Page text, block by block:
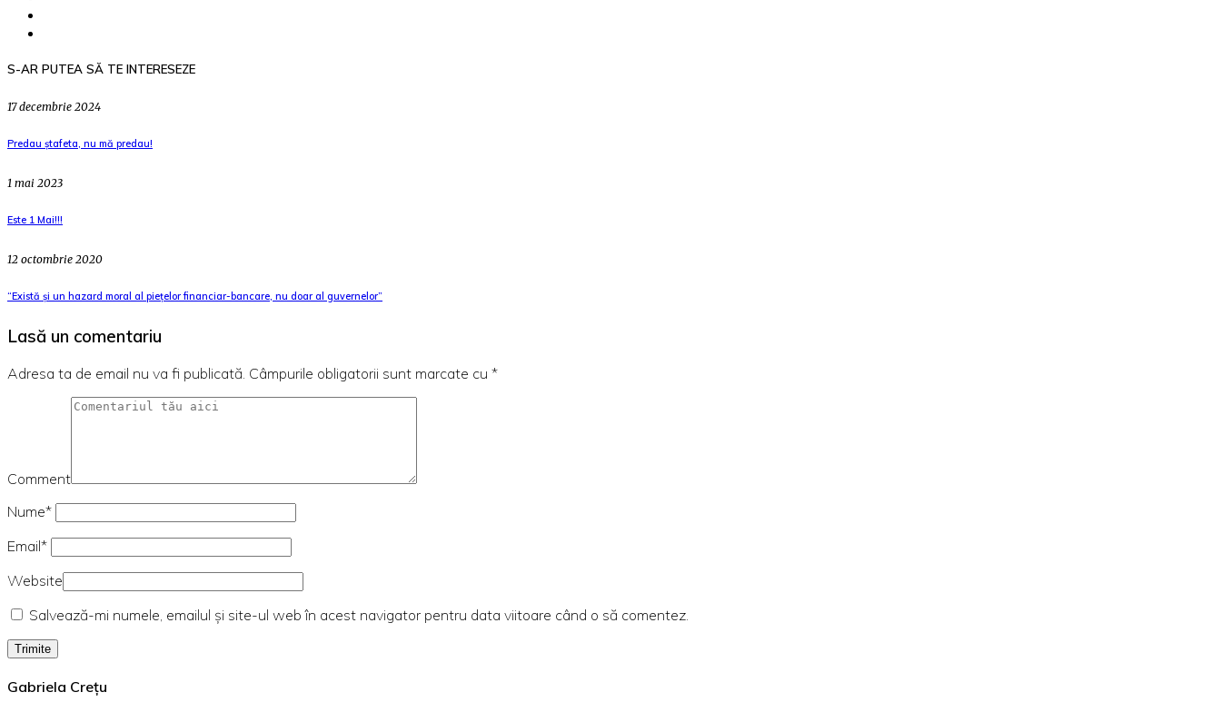
S-AR PUTEA SĂ TE INTERESEZE
17 decembrie 2024
Predau ștafeta, nu mă predau!
1 mai 2023
Este 1 Mai!!!
12 octombrie 2020
“Există și un hazard moral al piețelor financiar-bancare, nu doar al guvernelor”
Lasă un comentariu
Adresa ta de email nu va fi publicată. Câmpurile obligatorii sunt marcate cu *
Comment
Nume*
Email*
Website
Salvează-mi numele, emailul și site-ul web în acest navigator pentru data viitoare când o să comentez.
Gabriela Crețu